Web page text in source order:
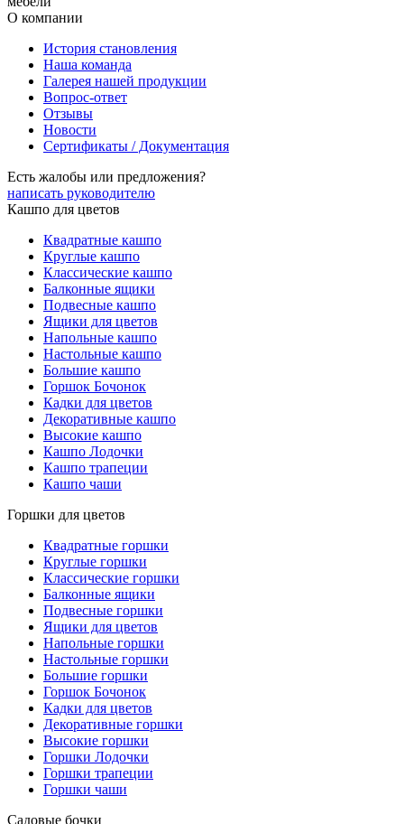
О компании
История становления
Наша команда
Галерея нашей продукции
Вопрос-ответ
Отзывы
Новости
Сертификаты / Документация
Есть жалобы или предложения?
написать руководителю
Кашпо для цветов
Квадратные кашпо
Круглые кашпо
Классические кашпо
Балконные ящики
Подвесные кашпо
Ящики для цветов
Напольные кашпо
Настольные кашпо
Большие кашпо
Горшок Бочонок
Кадки для цветов
Декоративные кашпо
Высокие кашпо
Кашпо Лодочки
Кашпо трапеции
Кашпо чаши
Горшки для цветов
Квадратные горшки
Круглые горшки
Классические горшки
Балконные ящики
Подвесные горшки
Ящики для цветов
Напольные горшки
Настольные горшки
Большие горшки
Горшок Бочонок
Кадки для цветов
Декоративные горшки
Высокие горшки
Горшки Лодочки
Горшки трапеции
Горшки чаши
Садовые бочки